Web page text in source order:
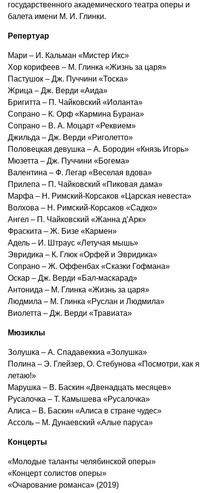
государственного академического театра оперы и
балета имени М. И. Глинки.
Репертуар
Мари – И. Кальман «Мистер Икс»
Хор корифеев – М. Глинка «Жизнь за царя»
Пастушок – Дж. Пуччини «Тоска»
Жрица – Дж. Верди «Аида»
Бригитта – П. Чайковский «Иоланта»
Сопрано – К. Орф «Кармина Бурана»
Сопрано – В. А. Моцарт «Реквием»
Джильда – Дж. Верди «Риголетто»
Половецкая девушка – А. Бородин «Князь Игорь»
Мюзетта – Дж. Пуччини «Богема»
Валентина – Ф. Легар «Веселая вдова»
Прилепа – П. Чайковский «Пиковая дама»
Марфа – Н. Римский-Корсаков «Царская невеста»
Волхова – Н. Римский-Корсаков «Садко»
Ангел – П. Чайковский «Жанна д’Арк»
Фраскита – Ж. Бизе «Кармен»
Адель – И. Штраус «Летучая мышь»
Эвридика – К. Глюк «Орфей и Эвридика»
Сопрано – Ж. Оффенбах «Сказки Гофмана»
Оскар – Дж. Верди «Бал-маскарад»
Антонида – М. Глинка «Жизнь за царя»
Людмила – М. Глинка «Руслан и Людмила»
Виолетта – Дж. Верди «Травиата»
Мюзиклы
Золушка – А. Спадавеккиа «Золушка»
Полина – Э. Глейзер, О. Стебунова «Посмотри, как я
летаю!»
Марушка – В. Баскин «Двенадцать месяцев»
Русалочка – Т. Камышева «Русалочка»
Алиса – В. Баскин «Алиса в стране чудес»
Ассоль – М. Дунаевский «Алые паруса»
Концерты
«Молодые таланты челябинской оперы»
«Концерт солистов оперы»
«Очарование романса» (2019)